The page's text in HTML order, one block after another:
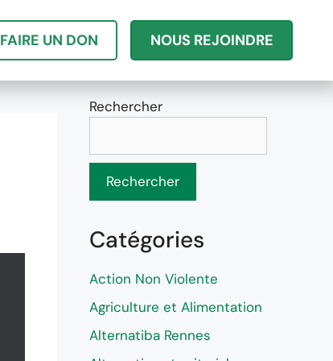
FAIRE UN DON NOUS REJOINDRE
Rechercher
Rechercher
Catégories
Action Non Violente
Agriculture et Alimentation
Alternatiba Rennes